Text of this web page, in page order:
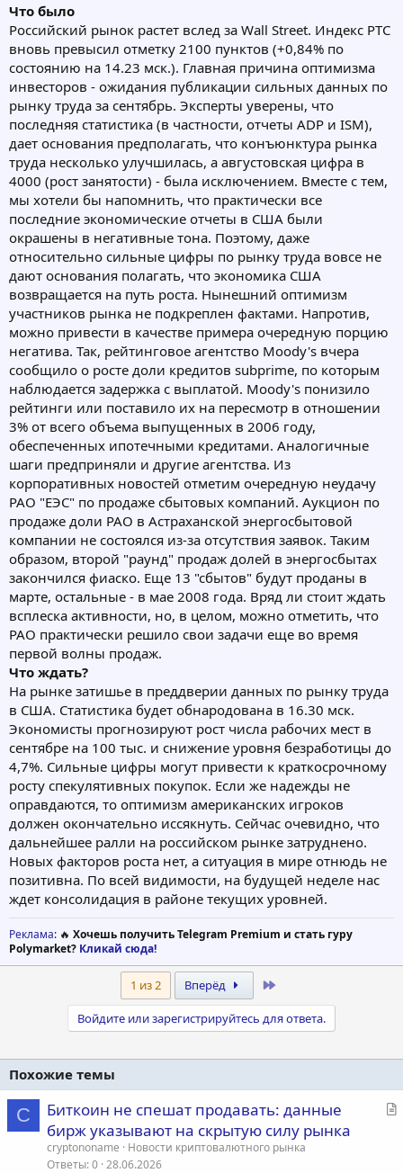
Что было
Российский рынок растет вслед за Wall Street. Индекс РТС
вновь превысил отметку 2100 пунктов (+0,84% по
состоянию на 14.23 мск.). Главная причина оптимизма
инвесторов - ожидания публикации сильных данных по
рынку труда за сентябрь. Эксперты уверены, что
последняя статистика (в частности, отчеты ADP и ISM),
дает основания предполагать, что конъюнктура рынка
труда несколько улучшилась, а августовская цифра в
4000 (рост занятости) - была исключением. Вместе с тем,
мы хотели бы напомнить, что практически все
последние экономические отчеты в США были
окрашены в негативные тона. Поэтому, даже
относительно сильные цифры по рынку труда вовсе не
дают основания полагать, что экономика США
возвращается на путь роста. Нынешний оптимизм
участников рынка не подкреплен фактами. Напротив,
можно привести в качестве примера очередную порцию
негатива. Так, рейтинговое агентство Moody's вчера
сообщило о росте доли кредитов subprime, по которым
наблюдается задержка с выплатой. Moody's понизило
рейтинги или поставило их на пересмотр в отношении
3% от всего объема выпущенных в 2006 году,
обеспеченных ипотечными кредитами. Аналогичные
шаги предприняли и другие агентства. Из
корпоративных новостей отметим очередную неудачу
РАО "ЕЭС" по продаже сбытовых компаний. Аукцион по
продаже доли РАО в Астраханской энергосбытовой
компании не состоялся из-за отсутствия заявок. Таким
образом, второй "раунд" продаж долей в энергосбытах
закончился фиаско. Еще 13 "сбытов" будут проданы в
марте, остальные - в мае 2008 года. Вряд ли стоит ждать
всплеска активности, но, в целом, можно отметить, что
РАО практически решило свои задачи еще во время
первой волны продаж.
Что ждать?
На рынке затишье в преддверии данных по рынку труда
в США. Статистика будет обнародована в 16.30 мск.
Экономисты прогнозируют рост числа рабочих мест в
сентябре на 100 тыс. и снижение уровня безработицы до
4,7%. Сильные цифры могут привести к краткосрочному
росту спекулятивных покупок. Если же надежды не
оправдаются, то оптимизм американских игроков
должен окончательно иссякнуть. Сейчас очевидно, что
дальнейшее ралли на российском рынке затруднено.
Новых факторов роста нет, а ситуация в мире отнюдь не
позитивна. По всей видимости, на будущей неделе нас
ждет консолидация в районе текущих уровней.
Реклама: 🔥 Хочешь получить Telegram Premium и стать гуру
Polymarket? Кликай сюда!
1 из 2 Вперёд
Войдите или зарегистрируйтесь для ответа.
Похожие темы
C
С
Биткоин не спешат продавать: данные
бирж указывают на скрытую силу рынка
cryptononame
Новости криптовалютного рынка
Ответы 0 28.06.2026